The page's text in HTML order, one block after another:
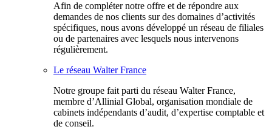
Afin de compléter notre offre et de répondre aux
demandes de nos clients sur des domaines d’activités
spécifiques, nous avons développé un réseau de filiales
ou de partenaires avec lesquels nous intervenons
régulièrement.
Le réseau Walter France
Notr​e groupe fait parti du réseau Walter France,
membre d’Allinial Global, organisation mondiale de
cabinets indépendants d’audit, d’expertise comptable et
de conseil.